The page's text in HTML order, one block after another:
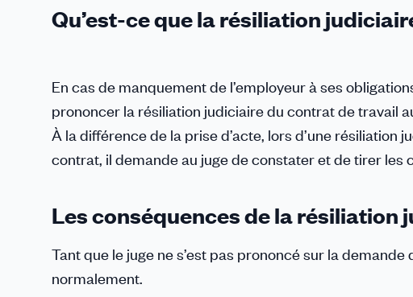
Qu’est-ce que la résiliation
En cas de manquement de l’employeur à ses
prononcer la résiliation judiciaire du contrat de travail
À la différence de la prise d’acte, lors d’une résiliation
contrat, il demande au juge de constater et de tirer
Les conséquences de la résiliation
Tant que le juge ne s’est pas prononcé sur la
normalement.